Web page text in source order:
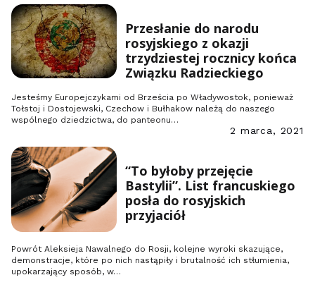
Przesłanie do narodu
rosyjskiego z okazji
trzydziestej rocznicy końca
Związku Radzieckiego
Jesteśmy Europejczykami od Brześcia po Władywostok, ponieważ
Tołstoj i Dostojewski, Czechow i Bułhakow należą do naszego
wspólnego dziedzictwa, do panteonu…
2 marca, 2021
“To byłoby przejęcie
Bastylii”. List francuskiego
posła do rosyjskich
przyjaciół
Powrót Aleksieja Nawalnego do Rosji, kolejne wyroki skazujące,
demonstracje, które po nich nastąpiły i brutalność ich stłumienia,
upokarzający sposób, w…